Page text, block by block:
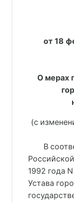
от 18
О мерах
(с
В
1992 года
Устава